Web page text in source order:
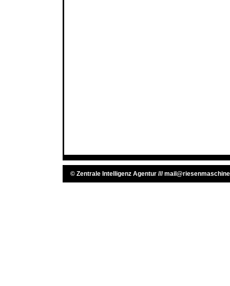
© Zentrale Intelligenz Agentur ///